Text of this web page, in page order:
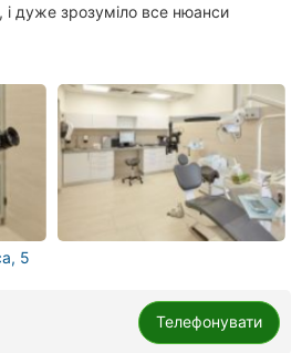
дуже зрозуміло все нюанси
5
Телефонувати